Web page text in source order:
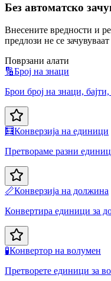
Без автоматско
Внесените вредности и
предлози не се
Поврзани алати
🔢Број на знаци
Брои број на знаци,
🧮Конверзија на единици
Претвораме разни
📏Конверзија на должина
Конвертира единици за
🧪Конвертор на волумен
Претворете единици за